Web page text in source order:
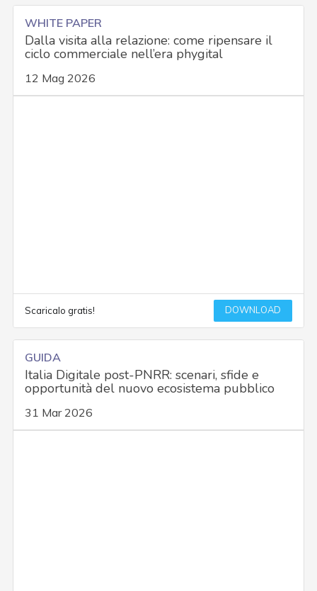
WHITE PAPER
Dalla visita alla relazione: come ripensare il
ciclo commerciale nell’era phygital
12 Mag 2026
Scaricalo gratis! DOWNLOAD
GUIDA
Italia Digitale post-PNRR: scenari, sfide e
opportunità del nuovo ecosistema pubblico
31 Mar 2026